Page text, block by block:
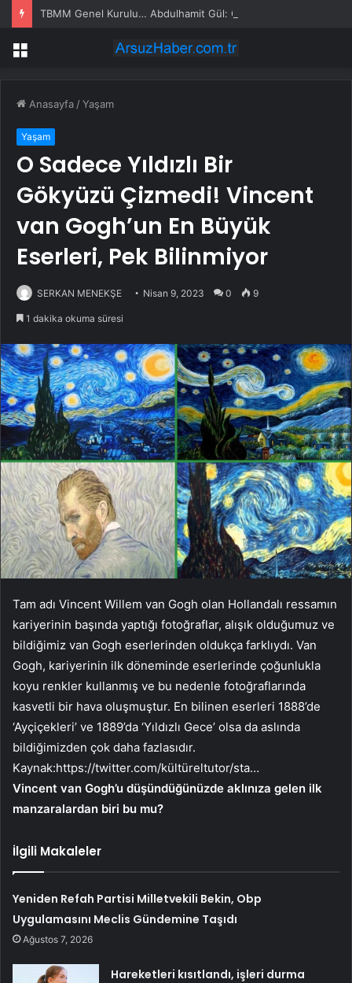
Menü
Anasayfa /Yaşam
Yaşam
O Sadece Yıldızlı Bir
Gökyüzü Çizmedi! Vincent
van Gogh’un En Büyük
Eserleri, Pek Bilinmiyor
SERKAN MENEKŞE Nisan 9, 2023 0 9
1 dakika okuma süresi
Tam adı Vincent Willem van Gogh olan Hollandalı ressamın
kariyerinin başında yaptığı fotoğraflar, alışık olduğumuz ve
bildiğimiz van Gogh eserlerinden oldukça farklıydı. Van
Gogh, kariyerinin ilk döneminde eserlerinde çoğunlukla
koyu renkler kullanmış ve bu nedenle fotoğraflarında
kasvetli bir hava oluşmuştur. En bilinen eserleri 1888’de
‘Ayçiçekleri’ ve 1889’da ‘Yıldızlı Gece’ olsa da aslında
bildiğimizden çok daha fazlasıdır.
Kaynak:https://twitter.com/kültüreltutor/sta…
Vincent van Gogh’u düşündüğünüzde aklınıza gelen ilk
manzaralardan biri bu mu?
İlgili Makaleler
Yeniden Refah Partisi Milletvekili Bekin, Obp
Uygulamasını Meclis Gündemine Taşıdı
Ağustos 7, 2026
Hareketleri kısıtlandı, işleri durma